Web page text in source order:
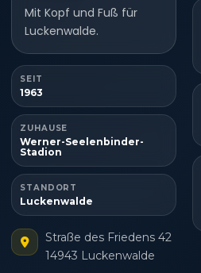
Mit Kopf und Fuß für
Luckenwalde.
SEIT
1963
ZUHAUSE
Werner-Seelenbinder-
Stadion
STANDORT
Luckenwalde
Straße des Friedens 42
14943 Luckenwalde